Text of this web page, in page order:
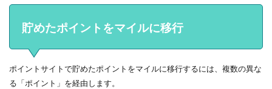
貯めたポイントをマイルに移行
ポイントサイトで貯めたポイントをマイルに移行するには、複数の異な
る「ポイント」を経由します。